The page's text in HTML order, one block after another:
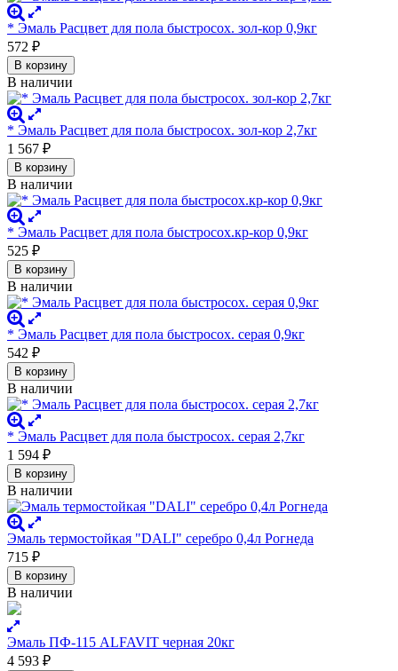
* Эмаль Расцвет для пола быстросох. зол-кор 0,9кг
572 ₽
В корзину
В наличии
* Эмаль Расцвет для пола быстросох. зол-кор 2,7кг
1 567 ₽
В корзину
В наличии
* Эмаль Расцвет для пола быстросох.кр-кор 0,9кг
525 ₽
В корзину
В наличии
* Эмаль Расцвет для пола быстросох. серая 0,9кг
542 ₽
В корзину
В наличии
* Эмаль Расцвет для пола быстросох. серая 2,7кг
1 594 ₽
В корзину
В наличии
Эмаль термостойкая "DALI" серебро 0,4л Рогнеда
715 ₽
В корзину
В наличии
Эмаль ПФ-115 ALFAVIT черная 20кг
4 593 ₽